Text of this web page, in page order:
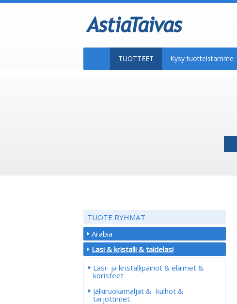
TUOTTEET Kysy tuotteistamme
TUOTE RYHMÄT
Arabia
Lasi & kristalli & taidelasi
Lasi- ja kristallipainot & eläimet &
koristeet
Jälkiruokamaljat & -kulhot &
tarjottimet